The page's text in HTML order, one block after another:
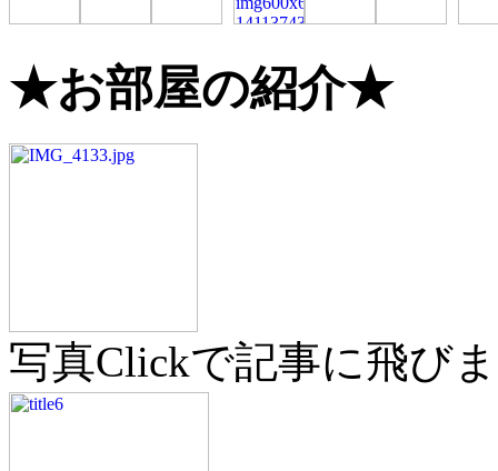
★お部屋の紹介★
写真Clickで記事に飛び